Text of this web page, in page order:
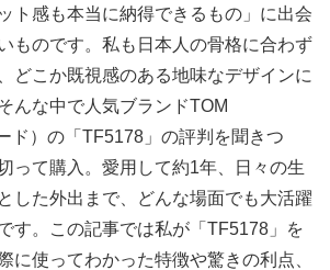
ト感も本当に納得できるもの」に出会
ものです。私も日本人の骨格に合わず
どこか既視感のある地味なデザインに
んな中で人気ブランドTOM
ド）の「TF5178」の評判を聞きつ
って購入。愛用して約1年、日々の生
した外出まで、どんな場面でも大活躍
す。この記事では私が「TF5178」を
に使ってわかった特徴や驚きの利点、